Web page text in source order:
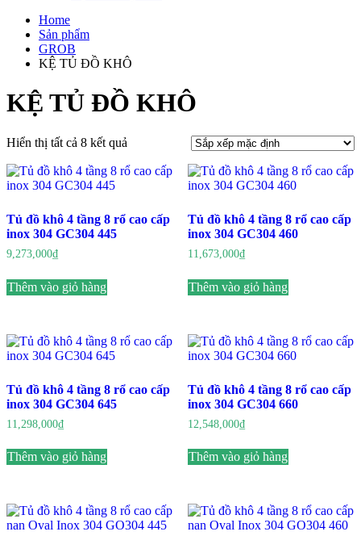
Home
Sản phẩm
GROB
KỆ TỦ ĐỒ KHÔ
KỆ TỦ ĐỒ KHÔ
Hiển thị tất cả 8 kết quả
Tủ đồ khô 4 tầng 8 rổ cao cấp
inox 304 GC304 445
9,273,000₫
Thêm vào giỏ hàng
Tủ đồ khô 4 tầng 8 rổ cao cấp
inox 304 GC304 460
11,673,000₫
Thêm vào giỏ hàng
Tủ đồ khô 4 tầng 8 rổ cao cấp
inox 304 GC304 645
11,298,000₫
Thêm vào giỏ hàng
Tủ đồ khô 4 tầng 8 rổ cao cấp
inox 304 GC304 660
12,548,000₫
Thêm vào giỏ hàng